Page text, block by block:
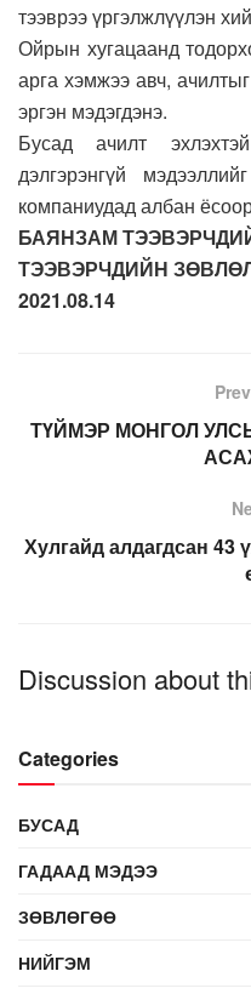
тээврээ үргэлжлүүлэн
Ойрын хугацаанд
арга хэмжээ авч,
эргэн мэдэгдэнэ.
Бусад ачилт
дэлгэрэнгүй
компаниудад албан
БАЯНЗАМ
ТЭЭВЭРЧДИЙН
2021.08.14
ТҮЙМЭР МОНГОЛ
Хулгайд алдагдсан 43
Discussion about
Categories
БУСАД
ГАДААД МЭДЭЭ
ЗӨВЛӨГӨӨ
НИЙГЭМ